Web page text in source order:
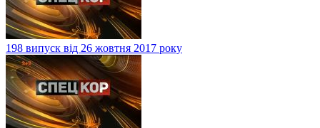
198 випуск від 26 жовтня 2017 року